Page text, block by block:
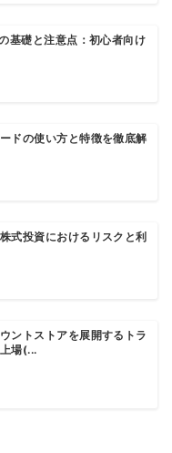
基礎と注意点：初心者向け
ドの使い方と特徴を徹底解
式投資におけるリスクと利
ントストアを展開するトラ
場(...